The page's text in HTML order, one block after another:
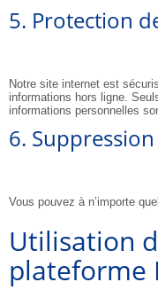
5. Protection
Notre site internet est
informations hors ligne.
informations personnelles
6.
Vous pouvez à n’importe
Utilisation
plateforme